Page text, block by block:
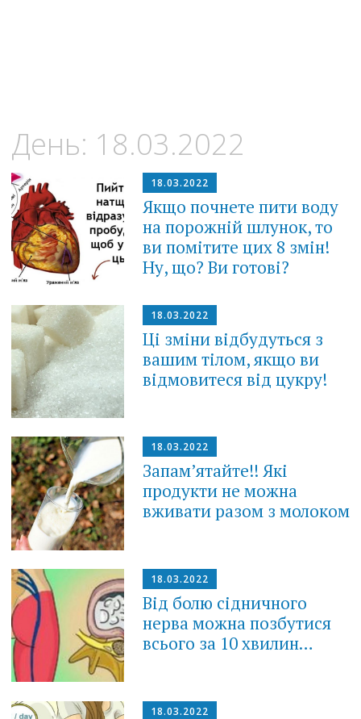
День: 18.03.2022
18.03.2022
Якщо почнете пити воду
на порожній шлунок, то
ви помітите цих 8 змін!
Ну, що? Ви готові?
18.03.2022
Ці зміни відбудуться з
вашим тілом, якщо ви
відмовитеся від цукру!
18.03.2022
Запам’ятайте!! Які
продукти не можна
вживати разом з молоком
18.03.2022
Від болю сідничного
нерва можна позбутися
всього за 10 хвилин…
18.03.2022